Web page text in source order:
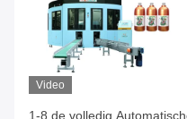
Video
1-8 de volledig